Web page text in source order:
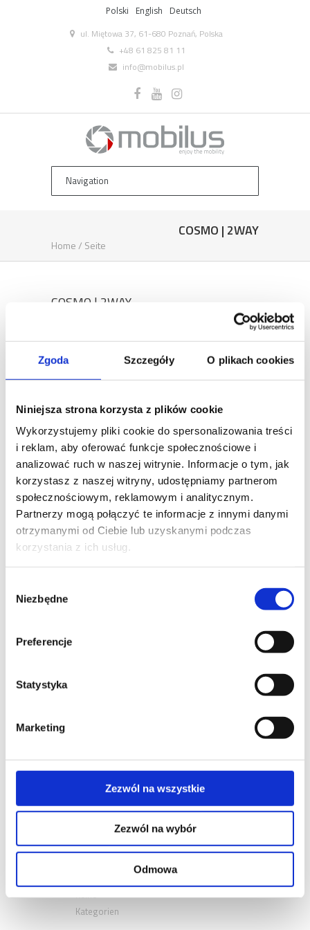
Zgoda Szczegóły O plikach cookies
Niniejsza strona korzysta z plików cookie
Wykorzystujemy pliki cookie do spersonalizowania treści
i reklam, aby oferować funkcje społecznościowe i
analizować ruch w naszej witrynie. Informacje o tym, jak
korzystasz z naszej witryny, udostępniamy partnerom
społecznościowym, reklamowym i analitycznym.
Partnerzy mogą połączyć te informacje z innymi danymi
otrzymanymi od Ciebie lub uzyskanymi podczas
korzystania z ich usług.
zgody
Niezbędne
Preferencje
Statystyka
Marketing
Zezwól na wszystkie
Zezwól na wybór
Odmowa
Polski English Deutsch
ul. Miętowa 37, 61-680 Poznań, Polska
+48 61 825 81 11
info@mobilus.pl
COSMO | 2WAY
Home/ Seite
COSMO | 2WAY
COSMO | HCT
Fernsteuerung COSMO | HCT Spezifikation BI-
DIREKTIONALE KOMMUNIKATION COSMO | 2WAY 24
KANALE 12 KANALGRUPPEN AUTOMATIK:
TAGESMODUS, WOCHENMODUS, ASTRO-
FUNKTIONEN MODUS VON DER
SCHEINANWESENHEIT DES BENUTZERS
BENUTZERSCHNITTSTELLE IN 8 SPRACHEN LCD-
ANZEIGE 240 x 320 px MICRO USB FARBE: WEISS,
SCHWARZ DYNAMISCHER CODE FSK MODULATION
868 MHz 3 x R03 / AAA 1,5 V Beschreibung MOBILUS
COSMO | HCT ist [...]
KOMMENTARE
ARCHIVE
Keine
Kategorien